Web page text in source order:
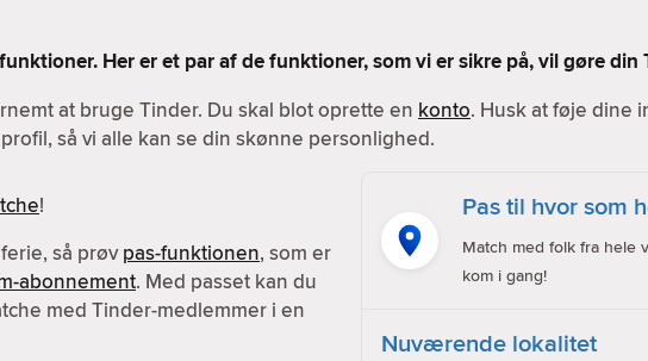
Her er et par af de funktioner, som vi er sikre på, vil gøre
at bruge Tinder. Du skal blot oprette en konto. Husk at føje dine
så vi alle kan se din skønne personlighed.
!
så prøvpas-funktionen, som er
abonnement. Med passet kan du
med Tinder-medlemmer i en
Pas til hvor som
Match med folk fra hele
kom i gang!
Nuværende lokalitet